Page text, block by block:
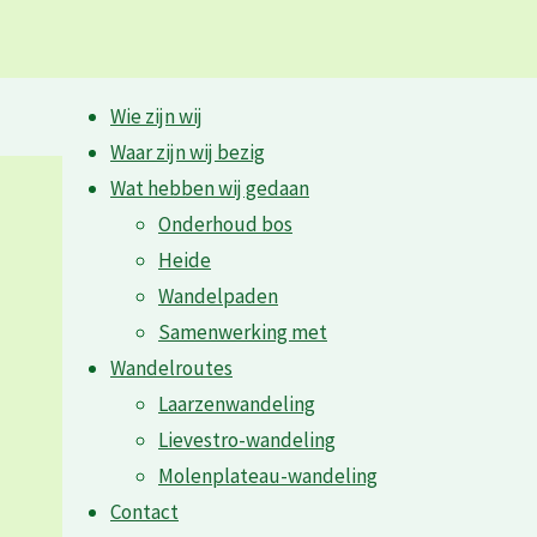
Wie zijn wij
Waar zijn wij bezig
Wat hebben wij gedaan
Onderhoud bos
Heide
Wandelpaden
Samenwerking met
Wandelroutes
Laarzenwandeling
Lievestro-wandeling
Molenplateau-wandeling
Contact
Foto albums
Foto’s gepubliceerd in diverse projecten,
« back to album
Natuurreservaat